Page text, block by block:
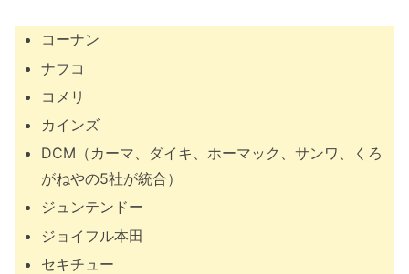
コーナン
ナフコ
コメリ
カインズ
DCM（カーマ、ダイキ、ホーマック、サンワ、くろ
がねやの5社が統合）
ジュンテンドー
ジョイフル本田
セキチュー